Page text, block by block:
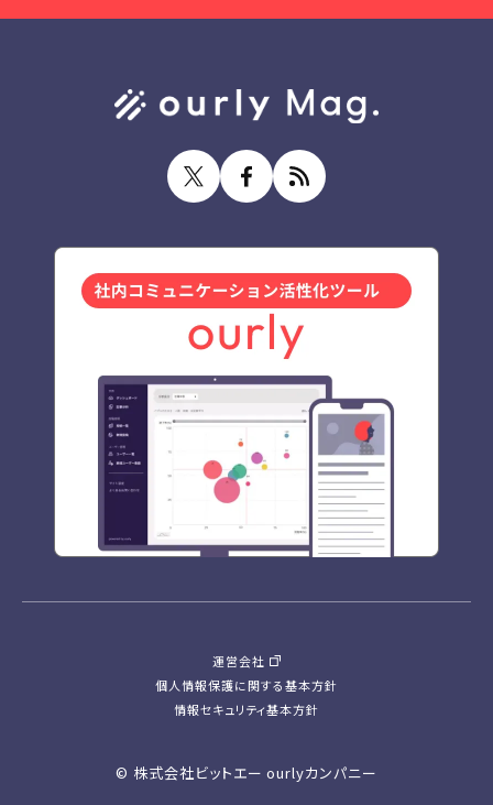
運営会社
個人情報保護に関する基本方針
情報セキュリティ基本方針
© 株式会社ビットエー ourlyカンパニー